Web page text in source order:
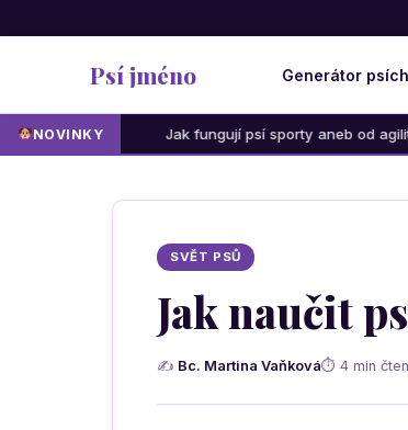
Psí jméno Generátor
NOVINKYJak fungují psí sporty aneb od agility po
SVĚT PSŮ
Jak naučit
✍ Bc. Martina Vaňková⏱ 4 min